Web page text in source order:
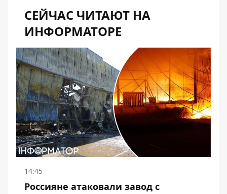
СЕЙЧАС ЧИТАЮТ НА
ИНФОРМАТОРЕ
14:45
Россияне атаковали завод с